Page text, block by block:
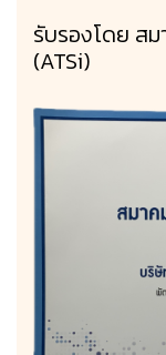
รับรองโดย ส
(ATSi)